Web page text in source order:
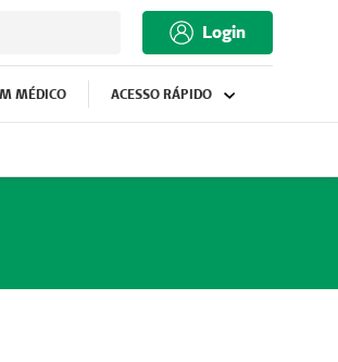
Login
MÉDICO ACESSO RÁPIDO